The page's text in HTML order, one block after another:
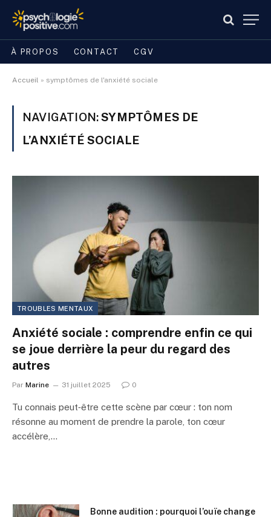
À PROPOS CONTACT CGV
Accueil » symptômes de l'anxiété sociale
NAVIGATION:SYMPTÔMES DE
L’ANXIÉTÉ SOCIALE
TROUBLES MENTAUX
Anxiété sociale : comprendre enfin ce qui
se joue derrière la peur du regard des
autres
Par Marine 31 juillet 2025 0
Tu connais peut‑être cette scène par cœur : ton nom
résonne au moment de prendre la parole, ton cœur
accélère,…
Bonne audition : pourquoi l’ouïe change